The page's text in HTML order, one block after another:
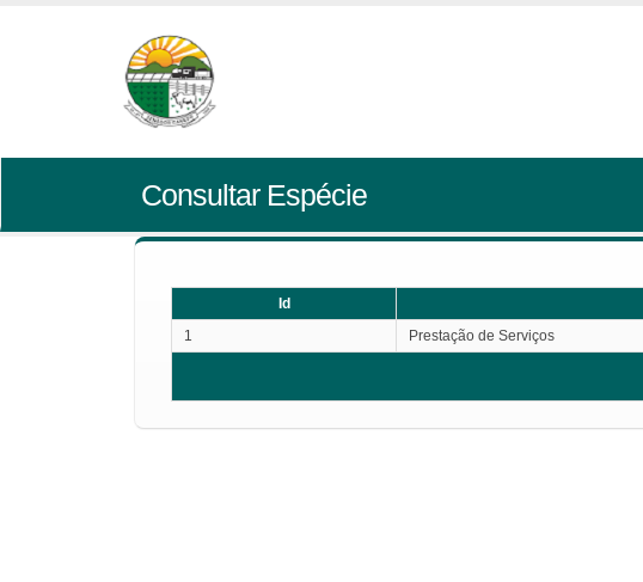
Consultar Espécie
Id
1
Prestação de Serviços